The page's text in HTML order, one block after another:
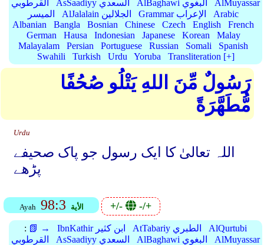
القرطوبي
AsSaadiyy السعدي AlBaghawi البغوي
AlMuyassar
الميسر
AlJalalain الجلالين Grammar الإعراب
Arabic
Albanian
Bangla Bosnian Chinese Czech English
French
German
Hausa Indonesian Japanese Korean
Malay
Malayalam
Persian Portuguese Russian Somali
Spanish
Swahili
Turkish Urdu Yoruba Transliteration [+]
رَسُولٌ مِّنَ اللهِ يَتْلُو صُحُفًا
مُّطَهَّرَةً
Urdu
اللہ تعالیٰ کا ایک رسول جو پاک صحیفے
پڑھے
Ayah 98:3 الأية +/- -/+
: 📗 → IbnKathir ابن كثير AtTabariy الطبري
AlQurtubi
القرطوبي
AsSaadiyy السعدي AlBaghawi البغوي
AlMuyassar